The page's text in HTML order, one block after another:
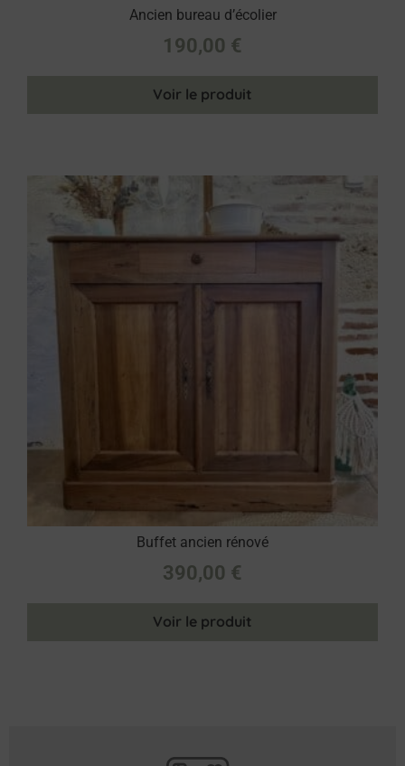
Ancien bureau d’écolier
190,00 €
Voir le produit
Buffet ancien rénové
390,00 €
Voir le produit